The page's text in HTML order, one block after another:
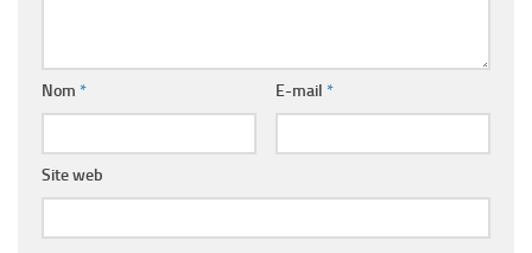
Nom * E-mail *
Site web